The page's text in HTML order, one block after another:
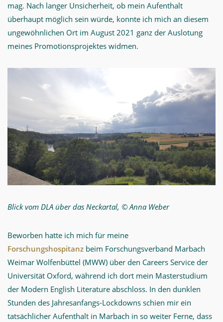
mag. Nach langer Unsicherheit, ob mein Aufenthalt
überhaupt möglich sein würde, konnte ich mich an diesem
ungewöhnlichen Ort im August 2021 ganz der Auslotung
meines Promotionsprojektes widmen.
Blick vom DLA über das Neckartal, © Anna Weber
Beworben hatte ich mich für meine
Forschungshospitanz beim Forschungsverband Marbach
Weimar Wolfenbüttel (MWW) über den Careers Service der
Universität Oxford, während ich dort mein Masterstudium
der Modern English Literature abschloss. In den dunklen
Stunden des Jahresanfangs-Lockdowns schien mir ein
tatsächlicher Aufenthalt in Marbach in so weiter Ferne, dass